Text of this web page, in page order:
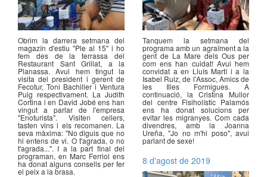
Obrim la darrera setmana del
magazín d'estiu "Ple al 15" i ho
fem des de la terrassa del
Restaurant Sant Grillat, a la
Planassa. Avui hem tingut la
visita del president i gerent de
Fecotur, Toni Bachiller i Ventura
Puig respectivament. La Judith
Cortina i en David Jobé ens han
vingut a parlar de l'empresa
"Enoturista". Visiten cellers,
tasten vins i els recomanen. La
seva màxima: "No diguis que no
hi entens de vi. O t'agrada, o no
t'agrada...". I a la part final del
programan, en Marc Ferriol ens
ha donat alguns consells per fer
el peix a la brasa.
Tanquem la setmana del
programa amb un agraïment a la
gent de La Mare dels Ous per
com ens han cuidat! Avui hem
convidat a en Lluís Martí i a la
Isabel Ruiz, de l'Assoc, Amics de
les Illes Formigues. A
continuació, la Cristina Mullor
del centre Fisiholístic Palamós
ens ha donat solucions per
evitar les migranyes. Com cada
divendres, amb la Joanna
Ureña, "Jo no m'hi poso", avui
parlant de sexe!
8 d'agost de 2019